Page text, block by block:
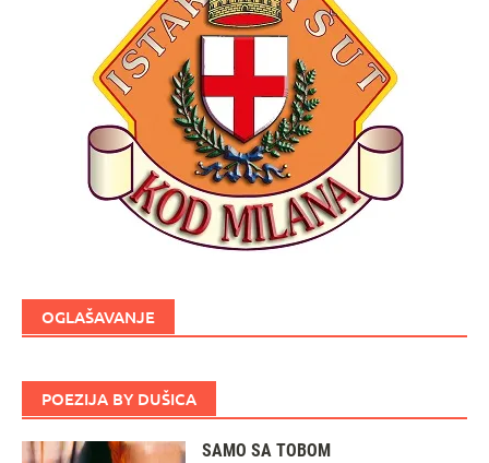
OGLAŠAVANJE
POEZIJA BY DUŠICA
SAMO SA TOBOM